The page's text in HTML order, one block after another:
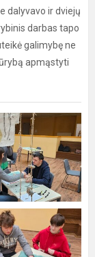
dalyvavo ir dviejų
darbas tapo
galimybę ne
apmąstyti